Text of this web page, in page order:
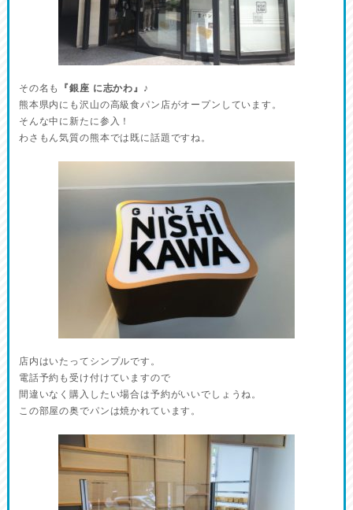
その名も 『銀座 に志かわ』 ♪
熊本県内にも沢山の高級食パン店がオープンしています。
そんな中に新たに参入！
わさもん気質の熊本では既に話題ですね。
店内はいたってシンプルです。
電話予約も受け付けていますので
間違いなく購入したい場合は予約がいいでしょうね。
この部屋の奥でパンは焼かれています。